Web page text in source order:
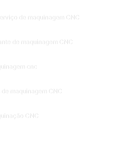
de maquinagem CNC
de maquinagem CNC
cnc
maquinagem CNC
CNC